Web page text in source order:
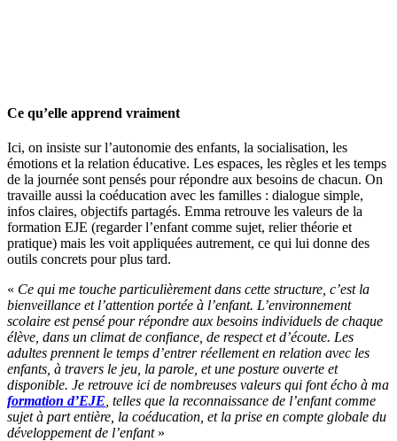
Ce qu’elle apprend vraiment
Ici, on insiste sur l’autonomie des enfants, la socialisation, les
émotions et la relation éducative. Les espaces, les règles et les temps
de la journée sont pensés pour répondre aux besoins de chacun. On
travaille aussi la coéducation avec les familles : dialogue simple,
infos claires, objectifs partagés. Emma retrouve les valeurs de la
formation EJE (regarder l’enfant comme sujet, relier théorie et
pratique) mais les voit appliquées autrement, ce qui lui donne des
outils concrets pour plus tard.
« Ce qui me touche particulièrement dans cette structure, c’est la
bienveillance et l’attention portée à l’enfant. L’environnement
scolaire est pensé pour répondre aux besoins individuels de chaque
élève, dans un climat de confiance, de respect et d’écoute. Les
adultes prennent le temps d’entrer réellement en relation avec les
enfants, à travers le jeu, la parole, et une posture ouverte et
disponible. Je retrouve ici de nombreuses valeurs qui font écho à ma
formation d’EJE , telles que la reconnaissance de l’enfant comme
sujet à part entière, la coéducation, et la prise en compte globale du
développement de l’enfant »